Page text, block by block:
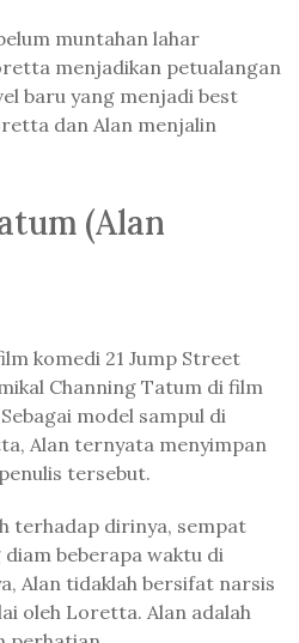
muntahan lahar
menjadikan petualangan
baru yang menjadi best
dan Alan menjalin
(Alan
komedi 21 Jump Street
Channing Tatum di film
model sampul di
Alan ternyata menyimpan
tersebut.
terhadap dirinya, sempat
beberapa waktu di
Alan tidaklah bersifat narsis
oleh Loretta. Alan adalah